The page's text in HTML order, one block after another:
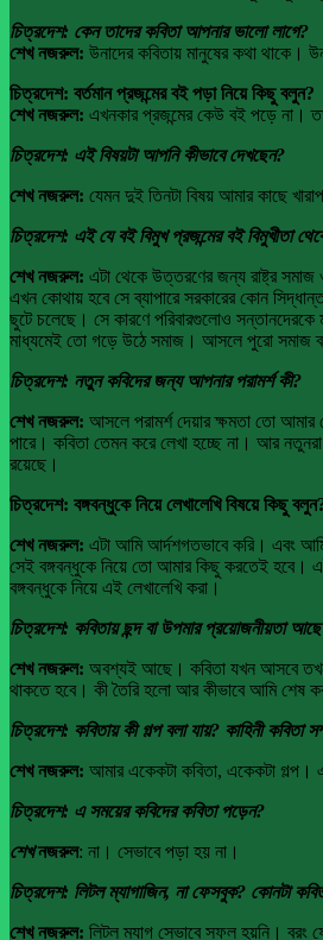
চিত্রদেশ: কেন তাদের কবিতা আপনার ভালো লাগে?
শেখ নজরুল: উনাদের কবিতায় মানুষের কথা থাকে।
চিত্রদেশ: বর্তমান প্রজন্মের বই পড়া নিয়ে কিছু বলুন?
শেখ নজরুল: এখনকার প্রজন্মের কেউ বই পড়ে না।
চিত্রদেশ: এই বিষয়টা আপনি কীভাবে দেখছেন?
শেখ নজরুল: যেমন দুই তিনটা বিষয় আমার কাছে
চিত্রদেশ: এই যে বই বিমুখ প্রজন্মের বই বিমুখীতা
শেখ নজরুল: এটা থেকে উত্তরণের জন্য রাষ্ট্র
এখন কোথায় হবে সে ব্যাপারে সরকারের কোন
ছুটে চলেছে। সে কারণে পরিবারগুলোও সন্তানদেরকে
মাধ্যমেই তো গড়ে উঠে সমাজ। আসলে পুরো সমাজ
চিত্রদেশ: নতুন কবিদের জন্য আপনার পরামর্শ কী?
শেখ নজরুল: আসলে পরামর্শ দেয়ার ক্ষমতা তো আমার
পারে। কবিতা তেমন করে লেখা হচ্ছে না। আর
রয়েছে।
চিত্রদেশ: বঙ্গবন্ধুকে নিয়ে লেখালেখি বিষয়ে কিছু
শেখ নজরুল: এটা আমি আর্দশগতভাবে করি। এবং
সেই বঙ্গবন্ধুকে নিয়ে তো আমার কিছু করতেই হবে।
বঙ্গবন্ধুকে নিয়ে এই লেখালেখি করা।
চিত্রদেশ: কবিতায় ছন্দ বা উপমার প্রয়োজনীয়তা
শেখ নজরুল: অবশ্যই আছে। কবিতা যখন আসবে তখন
থাকতে হবে। কী তৈরি হলো আর কীভাবে আমি শেষ
চিত্রদেশ: কবিতায় কী গল্প বলা যায়? কাহিনী
শেখ নজরুল: আমার একেকটা কবিতা, একেকটা গল্প।
চিত্রদেশ: এ সময়ের কবিদের কবিতা পড়েন?
শেখনজরুল: না। সেভাবে পড়া হয় না।
চিত্রদেশ: লিটল ম্যাগাজিন, না ফেসবুক? কোনটা
শেখ নজরুল: লিটল ম্যাগ সেভাবে সফল হয়নি। বরং